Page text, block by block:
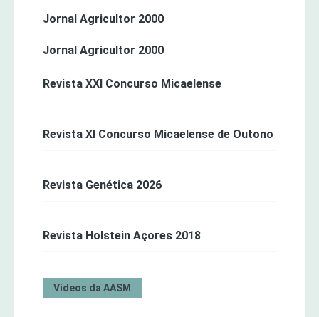
Jornal Agricultor 2000
Jornal Agricultor 2000
Revista XXI Concurso Micaelense
Revista XI Concurso Micaelense de Outono
Revista Genética 2026
Revista Holstein Açores 2018
Vídeos da AASM